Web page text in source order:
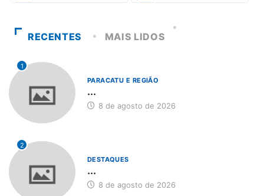
RECENTES MAIS LIDOS
1
PARACATU E REGIÃO
...
8 de agosto de 2026
2
DESTAQUES
...
8 de agosto de 2026